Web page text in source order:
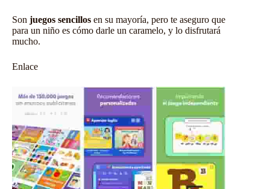
Son juegos sencillos en su mayoría, pero te aseguro que
para un niño es cómo darle un caramelo, y lo disfrutará
mucho.
Enlace